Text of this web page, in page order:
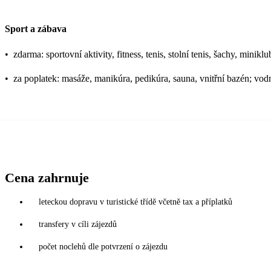
Sport a zábava
• zdarma: sportovní aktivity, fitness, tenis, stolní tenis, šachy,
• za poplatek: masáže, manikúra, pedikúra, sauna, vnitřní bazén;
Cena zahrnuje
leteckou dopravu v turistické třídě včetně tax a příplatků
transfery v cíli zájezdů
počet noclehů dle potvrzení o zájezdu